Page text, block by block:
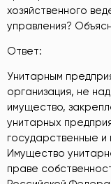
хозяйственного
управления?
Ответ:
Унитарным
организация, не
имущество,
унитарных
государственные и
Имущество
праве